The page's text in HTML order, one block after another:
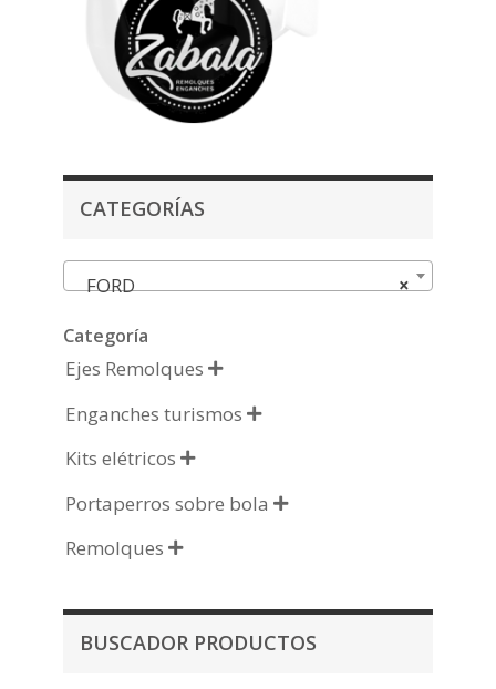
CATEGORÍAS
×
FORD
Categoría
Ejes Remolques 
Enganches turismos 
Kits elétricos 
Portaperros sobre bola 
Remolques 
BUSCADOR PRODUCTOS